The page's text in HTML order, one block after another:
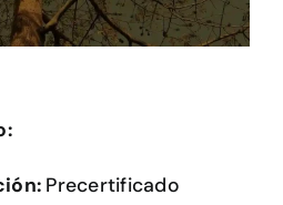
Precertificado